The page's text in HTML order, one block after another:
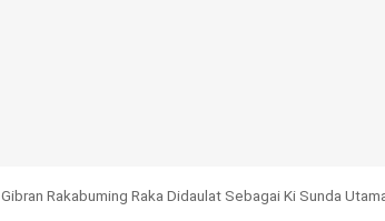
Gibran Rakabuming Raka Didaulat Sebagai Ki Sunda